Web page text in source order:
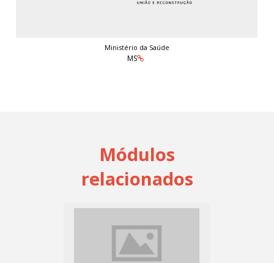
Ministério da Saúde
MS
Módulos
relacionados